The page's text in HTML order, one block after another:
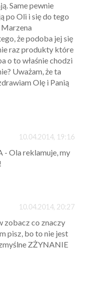
Same pewnie
po Oli i się do tego
że podoba jej się
raz produkty które
o to właśnie chodzi
Uważam, że ta
Olę i Panią
10.04.2014, 19:16
- Ola reklamuje, my
10.04.2014, 20:27
zobacz co znaczy
pisz, bo to nie jest
ZŻYNANIE